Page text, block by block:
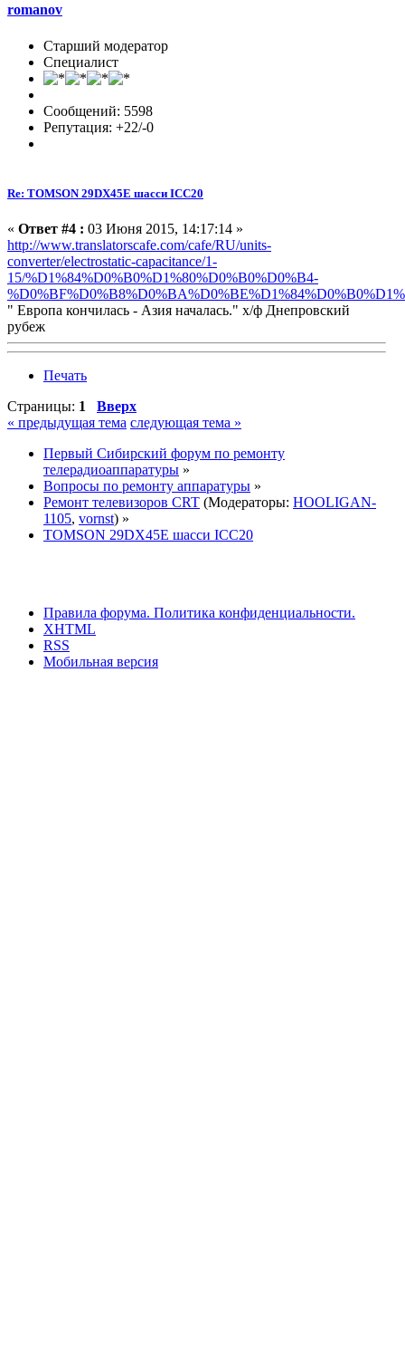
romanov
Старший модератор
Специалист
Сообщений: 5598
Репутация: +22/-0
Re: TOMSON 29DX45E шасси ICC20
« Ответ #4 : 03 Июня 2015, 14:17:14 »
http://www.translatorscafe.com/cafe/RU/units-
converter/electrostatic-capacitance/1-
15/%D1%84%D0%B0%D1%80%D0%B0%D0%B4-
" Европа кончилась - Азия началась." х/ф Днепровский
рубеж
Печать
Страницы: 1
Вверх
« предыдущая тема следующая тема »
Первый Сибирский форум по ремонту
телерадиоаппаратуры »
Вопросы по ремонту аппаратуры »
Ремонт телевизоров CRT (Модераторы: HOOLIGAN-
1105, vornst) »
TOMSON 29DX45E шасси ICC20
Правила форума. Политика конфиденциальности.
XHTML
RSS
Мобильная версия